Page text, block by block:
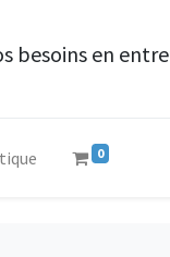
besoins en
0